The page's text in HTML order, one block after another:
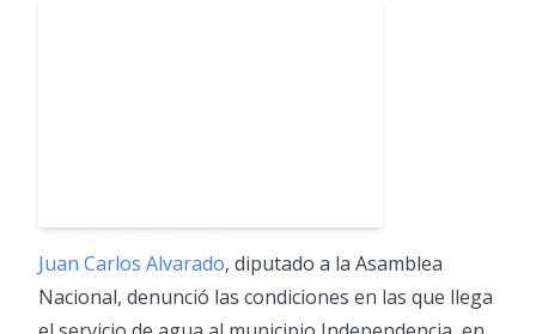
Juan Carlos Alvarado, diputado a la Asamblea
Nacional, denunció las condiciones en las que llega